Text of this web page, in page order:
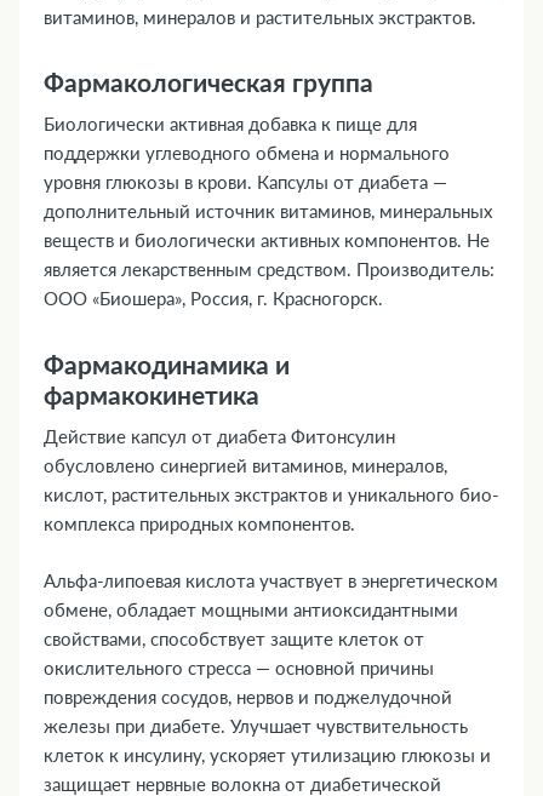
витаминов, минералов и растительных экстрактов.
Фармакологическая группа
Биологически активная добавка к пище для
поддержки углеводного обмена и нормального
уровня глюкозы в крови. Капсулы от диабета —
дополнительный источник витаминов, минеральных
веществ и биологически активных компонентов. Не
является лекарственным средством. Производитель:
ООО «Биошера», Россия, г. Красногорск.
Фармакодинамика и
фармакокинетика
Действие капсул от диабета Фитонсулин
обусловлено синергией витаминов, минералов,
кислот, растительных экстрактов и уникального био-
комплекса природных компонентов.
Альфа-липоевая кислота участвует в энергетическом
обмене, обладает мощными антиоксидантными
свойствами, способствует защите клеток от
окислительного стресса — основной причины
повреждения сосудов, нервов и поджелудочной
железы при диабете. Улучшает чувствительность
клеток к инсулину, ускоряет утилизацию глюкозы и
защищает нервные волокна от диабетической